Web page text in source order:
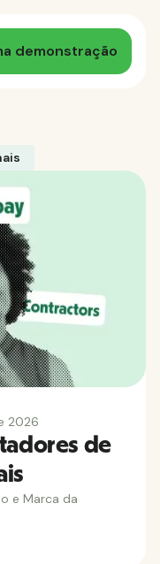
demonstração
2026
de
e Marca da